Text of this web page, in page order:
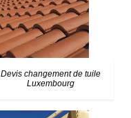
Devis changement de tuile
Luxembourg